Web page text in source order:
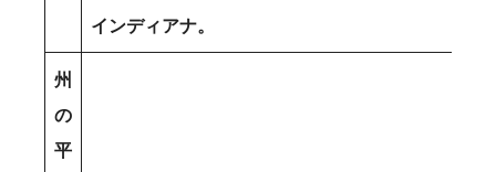
インディアナ。
州
の
平